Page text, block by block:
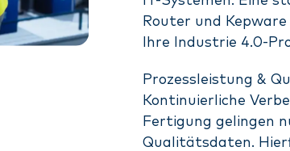
Router und
Ihre Industrie 4.0-
Prozessleistung &
Kontinuierliche
Fertigung gelingen
Qualitätsdaten.